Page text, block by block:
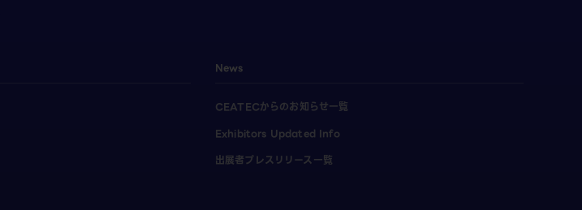
News
CEATECからのお知らせ一覧
Exhibitors Updated Info
出展者プレスリリース一覧